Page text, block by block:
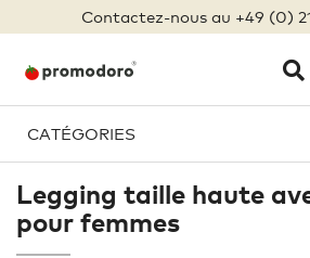
Contactez-nous au +49 (0)
CATÉGORIES
Legging taille haute
pour femmes